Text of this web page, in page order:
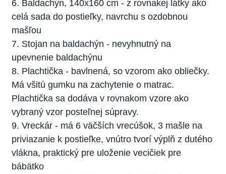
6. Baldachýn, 140x160 cm - z rovnakej látky ako
celá sada do postieľky, navrchu s ozdobnou
mašľou
7. Stojan na baldachýn - nevyhnutný na
upevnenie baldachýnu
8. Plachtička - bavlnená, so vzorom ako obliečky.
Má všitú gumku na zachytenie o matrac.
Plachtička sa dodáva v rovnakom vzore ako
vybraný vzor posteľnej súpravy.
9. Vreckár - má 6 väčších vrecúšok, 3 mašle na
priviazanie k postieľke, vnútro tvorí výplň z dutého
vlákna, praktický pre uloženie vecičiek pre
bábätko